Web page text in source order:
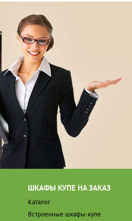
ШКАФЫ КУПЕ НА ЗАКАЗ
Каталог
Встроенные шкафы-купе